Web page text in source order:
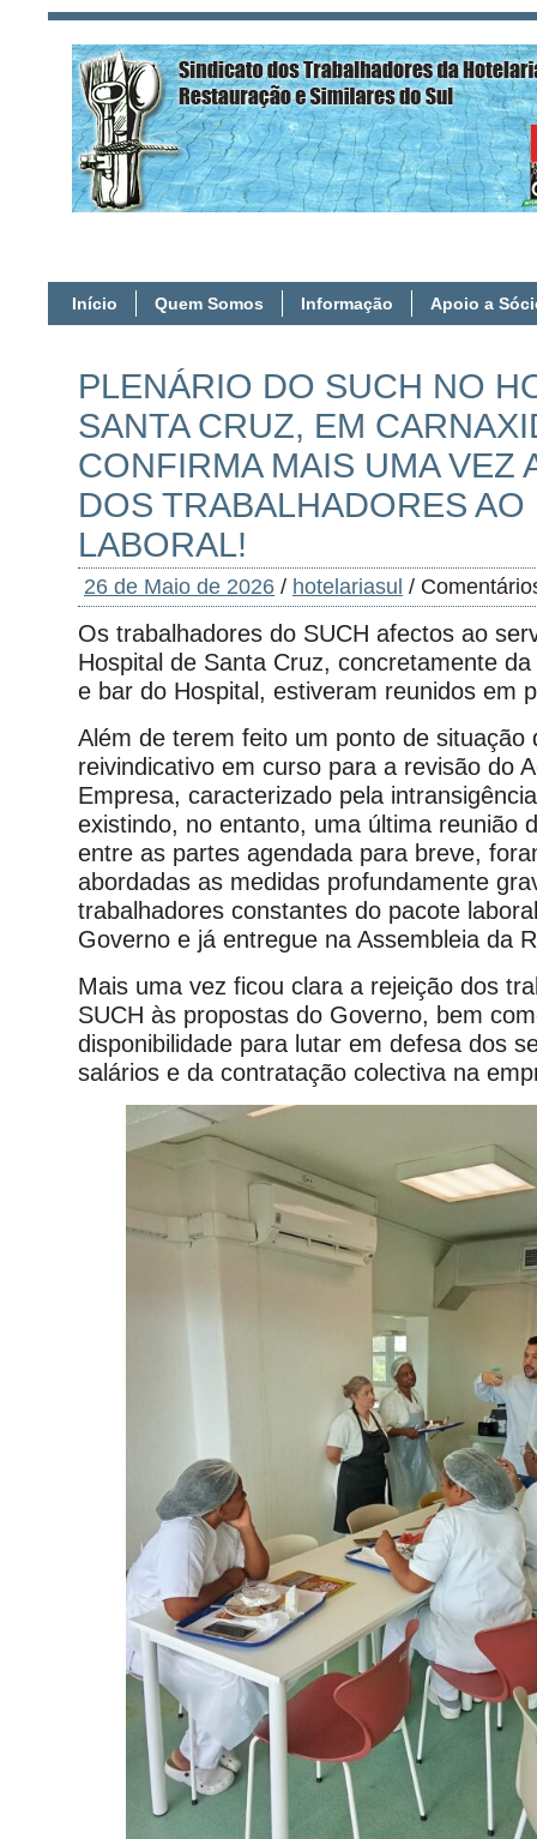
Início Quem Somos Informação Apoio a
PLENÁRIO DO SUCH NO
SANTA CRUZ, EM
CONFIRMA MAIS UMA VEZ
DOS TRABALHADORES AO
LABORAL!
26 de Maio de 2026 / hotelariasul /
Os trabalhadores do SUCH afectos ao
Hospital de Santa Cruz, concretamente
e bar do Hospital, estiveram reunidos em
Além de terem feito um ponto de situação
reivindicativo em curso para a revisão do
Empresa, caracterizado pela
existindo, no entanto, uma última reunião
entre as partes agendada para breve,
abordadas as medidas profundamente
trabalhadores constantes do pacote
Governo e já entregue na Assembleia da
Mais uma vez ficou clara a rejeição dos
SUCH às propostas do Governo, bem
disponibilidade para lutar em defesa dos
salários e da contratação colectiva na